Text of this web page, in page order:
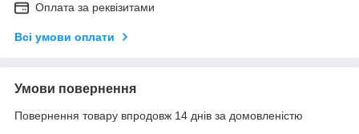
Оплата за реквізитами
Всі умови оплати
Умови повернення
Повернення товару впродовж 14 днів за домовленістю